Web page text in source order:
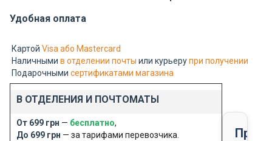
Удобная оплата
Картой Visa або Mastercard
Наличными в отделении почты или курьерупри получении
Подарочными сертификатами магазина
В ОТДЕЛЕНИЯ И ПОЧТОМАТЫ
От 699 грн — бесплатно,
До 699 грн — за тарифами перевозчика.